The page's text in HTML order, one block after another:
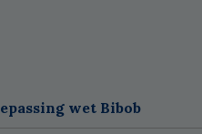
wet Bibob